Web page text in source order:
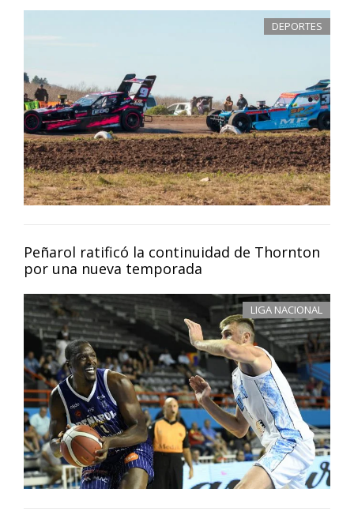
DEPORTES
Peñarol ratificó la continuidad de Thornton
por una nueva temporada
LIGA NACIONAL